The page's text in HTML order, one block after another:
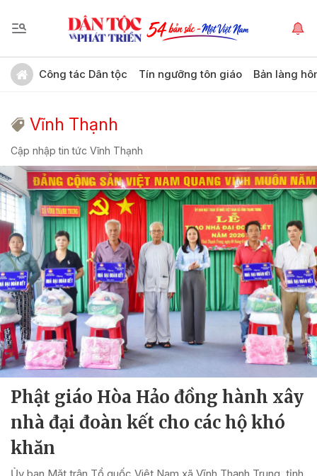
Công tác Dân tộc Tín ngưỡng tôn giáo Bản làng
Vĩnh Thạnh
Cập nhập tin tức Vĩnh Thạnh
Phật giáo Hòa Hảo đồng hành xây
nhà đại đoàn kết cho các hộ khó
khăn
Ủy ban Mặt trận Tổ quốc Việt Nam xã Vĩnh Thạnh Trung, tỉnh